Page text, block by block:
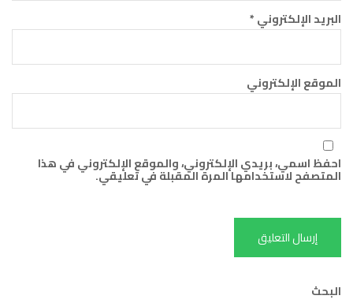
البريد الإلكتروني*
الموقع الإلكتروني
احفظ اسمي، بريدي الإلكتروني، والموقع الإلكتروني في هذا
المتصفح لاستخدامها المرة المقبلة في تعليقي.
البحث